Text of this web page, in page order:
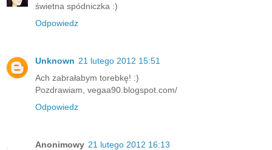
świetna spódniczka :)
Odpowiedz
Unknown 21 lutego 2012 15:51
Ach zabrałabym torebkę! :)
Pozdrawiam, vegaa90.blogspot.com/
Odpowiedz
Anonimowy 21 lutego 2012 16:13